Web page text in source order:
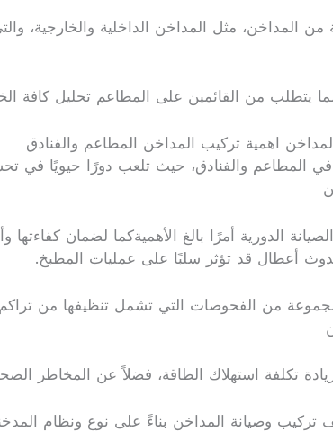
من المداخن، مثل المداخن الداخلية
يتطلب من القائمين على المطاعم تحليل كافة
اهمية تركيب المداخن المطاعم والفنادق
المطاعم والفنادق، حيث تلعب دورًا حيويًا في
الدورية أمرًا بالغ الأهميةكما لضمان
أعطال قد تؤثر سلبًا على عمليات المطبخ.
من الفحوصات التي تشمل تنظيفها من تراكم
تكلفة استهلاك الطاقة، فضلاً عن المخاطر
تركيب وصيانة المداخن بناءً على نوع ونظام